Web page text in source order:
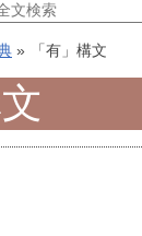
» 「有」構文